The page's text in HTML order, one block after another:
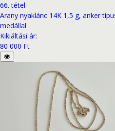
66. tétel
Arany nyaklánc 14K 1,5 g, anker
medállal
Kikiáltási ár:
80 000 Ft